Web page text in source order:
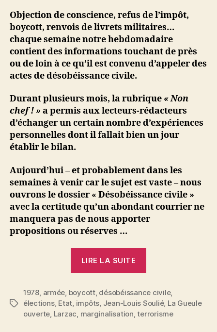
Objection de conscience, refus de l’impôt,
boycott, renvois de livrets militaires…
chaque semaine notre hebdomadaire
contient des informations touchant de près
ou de loin à ce qu’il est convenu d’appeler des
actes de désobéissance civile.
Durant plusieurs mois, la rubrique « Non
chef ! » a permis aux lecteurs-rédacteurs
d’échanger un certain nombre d’expériences
personnelles dont il fallait bien un jour
établir le bilan.
Aujourd’hui – et probablement dans les
semaines à venir car le sujet est vaste – nous
ouvrons le dossier « Désobéissance civile »
avec la certitude qu’un abondant courrier ne
manquera pas de nous apporter
propositions ou réserves …
LIRE LA SUITE
:
La
désobéissance
Étiquettes
1978, armée, boycott, désobéissance civile,
élections, Etat, impôts, Jean-Louis Soulié, La Gueule
ouverte, Larzac, marginalisation,terrorisme